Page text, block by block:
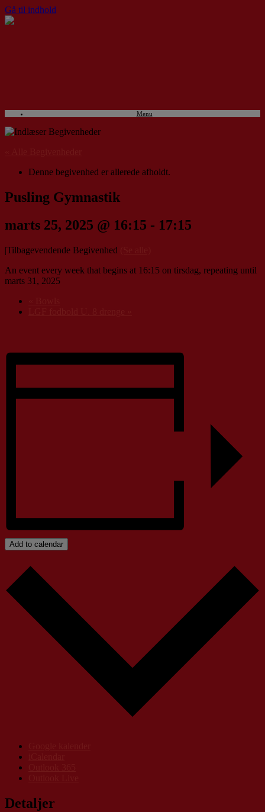
Gå til indhold
Menu
Denne begivenhed er allerede afholdt.
Pusling Gymnastik
marts 25, 2025 @ 16:15 - 17:15
|Tilbagevendende Begivenhed
An event every week that begins at 16:15 on tirsdag, repeating until
marts 31, 2025
Add to calendar
Detaljer